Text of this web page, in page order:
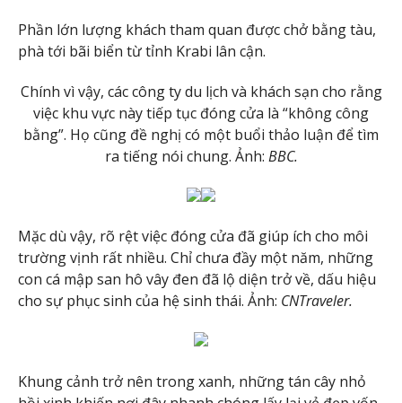
Phần lớn lượng khách tham quan được chở bằng tàu,
phà tới bãi biển từ tỉnh Krabi lân cận.
Chính vì vậy, các công ty du lịch và khách sạn cho rằng
việc khu vực này tiếp tục đóng cửa là “không công
bằng”. Họ cũng đề nghị có một buổi thảo luận để tìm
ra tiếng nói chung. Ảnh: BBC.
Mặc dù vậy, rõ rệt việc đóng cửa đã giúp ích cho môi
trường vịnh rất nhiều. Chỉ chưa đầy một năm, những
con cá mập san hô vây đen đã lộ diện trở về, dấu hiệu
cho sự phục sinh của hệ sinh thái. Ảnh: CNTraveler.
Khung cảnh trở nên trong xanh, những tán cây nhỏ